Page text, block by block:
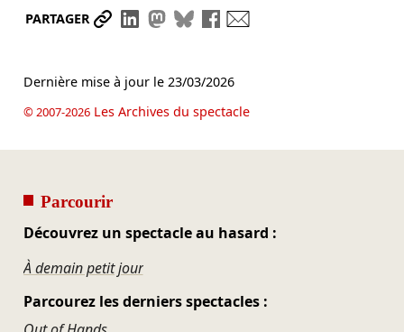
PARTAGER Partager le lien
Partager sur LinkedIn
Partager sur Mastodon
Partager sur Bluesky
Partager sur Facebook
Dernière mise à jour le 23/03/2026
© 2007-2026Les Archives du spectacle
Parcourir
Découvrez un spectacle au hasard :
À demain petit jour
Parcourez les derniers spectacles :